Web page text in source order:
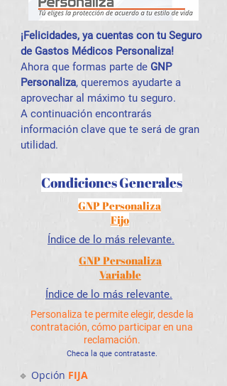
¡Felicidades, ya cuentas con tu Seguro
de Gastos Médicos Personaliza!
Ahora que formas parte de GNP
Personaliza, queremos ayudarte a
aprovechar al máximo tu seguro.
A continuación encontrarás
información clave que te será de gran
utilidad.
Condiciones Generales
GNP Personaliza
Fijo
Índice de lo más relevante.
GNP Personaliza
Variable
Índice de lo más relevante.
Personaliza te permite elegir, desde la
contratación, cómo participar en una
reclamación.
Checa la que contrataste.
🔹 Opción FIJA